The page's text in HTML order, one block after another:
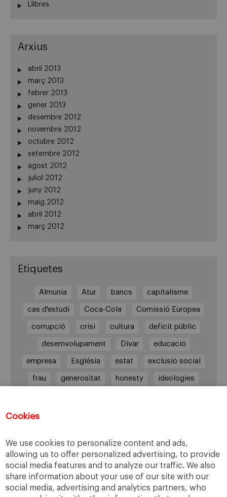
Cookies
We use cookies to personalize content and ads,
allowing us to offer personalized advertising, to provide
social media features and to analyze our traffic. We also
share information about your use of our site with our
social media, advertising and analytics partners, who
Llibres
Arxius
abril 2013
març 2013
febrer 2013
gener 2013
desembre 2012
novembre 2012
octubre 2012
setembre 2012
agost 2012
juliol 2012
juny 2012
maig 2012
abril 2012
març 2012
Etiquetes
Almunia Atur bancs capitalisme
cas d'estudi Coca-Cola Comissió Europea
corrupció crisi cultura deficit públic
desemvolupament Dívar educació
empresa Església estat exclusió social
frau generositat honesty ideologies
parlamento convenio laboral. cotrato laboral
pobresa presió social relativisme ètic
rescat sector immobiliari Sindicats